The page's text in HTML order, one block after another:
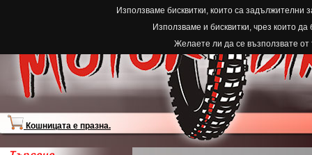
Използваме бисквитки, които са задължителни
Използваме и бисквитки, чрез които
Желаете ли да се възползвате от
Кошницата е празна.